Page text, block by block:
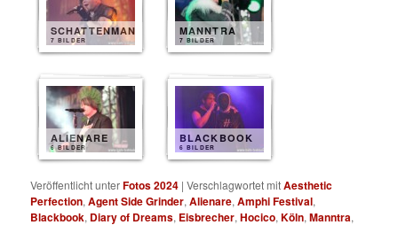
SCHATTENMANN
7 BILDER
MANNTRA
7 BILDER
ALIENARE
6 BILDER
BLACKBOOK
6 BILDER
Veröffentlicht unterFotos 2024 |Verschlagwortet mitAesthetic
Perfection,Agent Side Grinder,Alienare,Amphi Festival,
Blackbook, Diary of Dreams, Eisbrecher,Hocico,Köln,Manntra,